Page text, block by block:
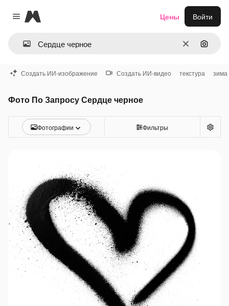
Close menu
Magnific
ОчиститьПоиск
Цены Войти
Создать ИИ-изображение Создать ИИ-видео текстура зима
Фото По Запросу Сердце черное
Фотографии Фильтры